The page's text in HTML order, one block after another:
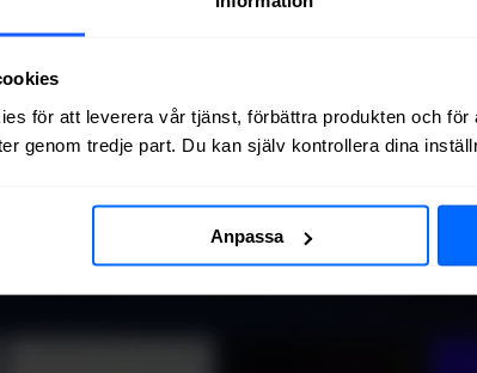
för att leverera vår tjänst, förbättra produkten och för
genom tredje part. Du kan själv kontrollera dina
Anpassa